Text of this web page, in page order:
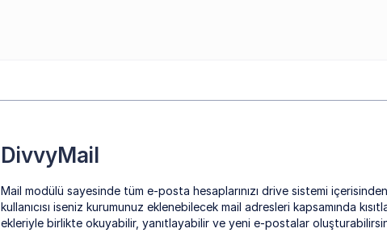
DivvyMail
Mail modülü sayesinde tüm e-posta hesaplarınızı drive sistemi
kullanıcısı iseniz kurumunuz eklenebilecek mail adresleri kapsamında
ekleriyle birlikte okuyabilir, yanıtlayabilir ve yeni e-postalar